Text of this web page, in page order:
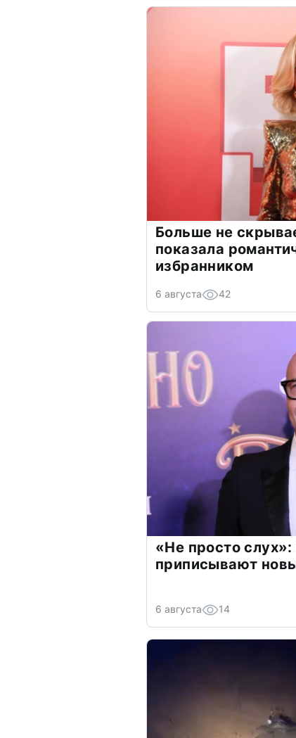
Больше не
показала
избранником
6 августа 42
«Не просто
приписывают
6 августа 14